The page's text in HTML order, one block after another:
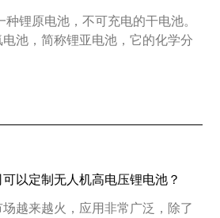
种锂原电池，不可充电的干电池。
池，简称锂亚电池，它的化学分
以定制无人机高电压锂电池？
越来越火，应用非常广泛，除了